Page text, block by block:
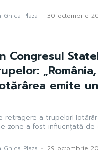
Plaza - 30 octombrie
Congresul
emite
retragere a
zone a fost influențată
Plaza - 29 octombrie